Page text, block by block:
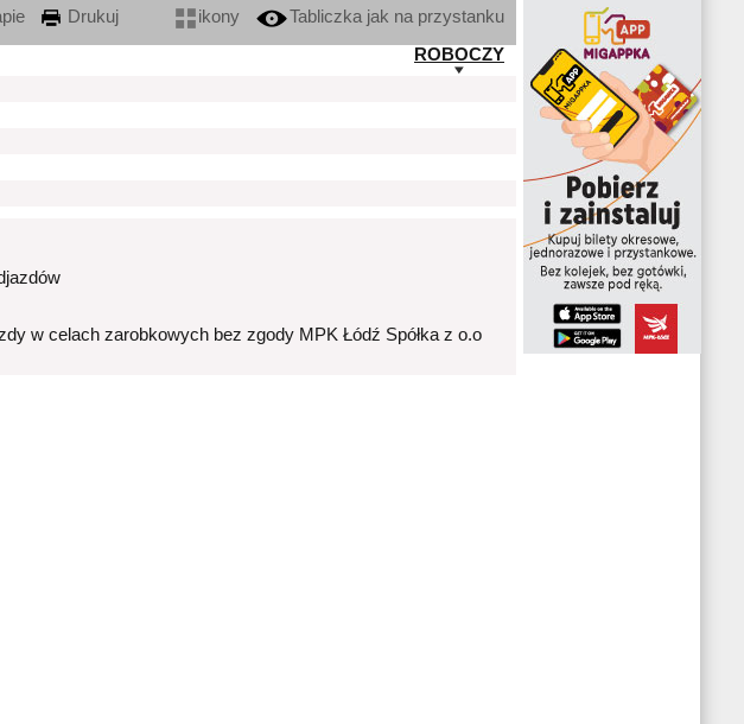
Drukuj ikony
Tabliczka jak na przystanku
ROBOCZY
w celach zarobkowych bez zgody MPK Łódź Spółka z o.o